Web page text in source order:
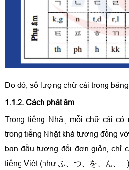
Do đó, số lượng chữ cái trong
1.1.2. Cách phát âm
Trong tiếng Nhật, mỗi chữ cái có
trong tiếng Nhật khá tương đồng
ban đầu tương đối đơn giản, chỉ
tiếng Việt (như ふ、つ、を、ん、...)